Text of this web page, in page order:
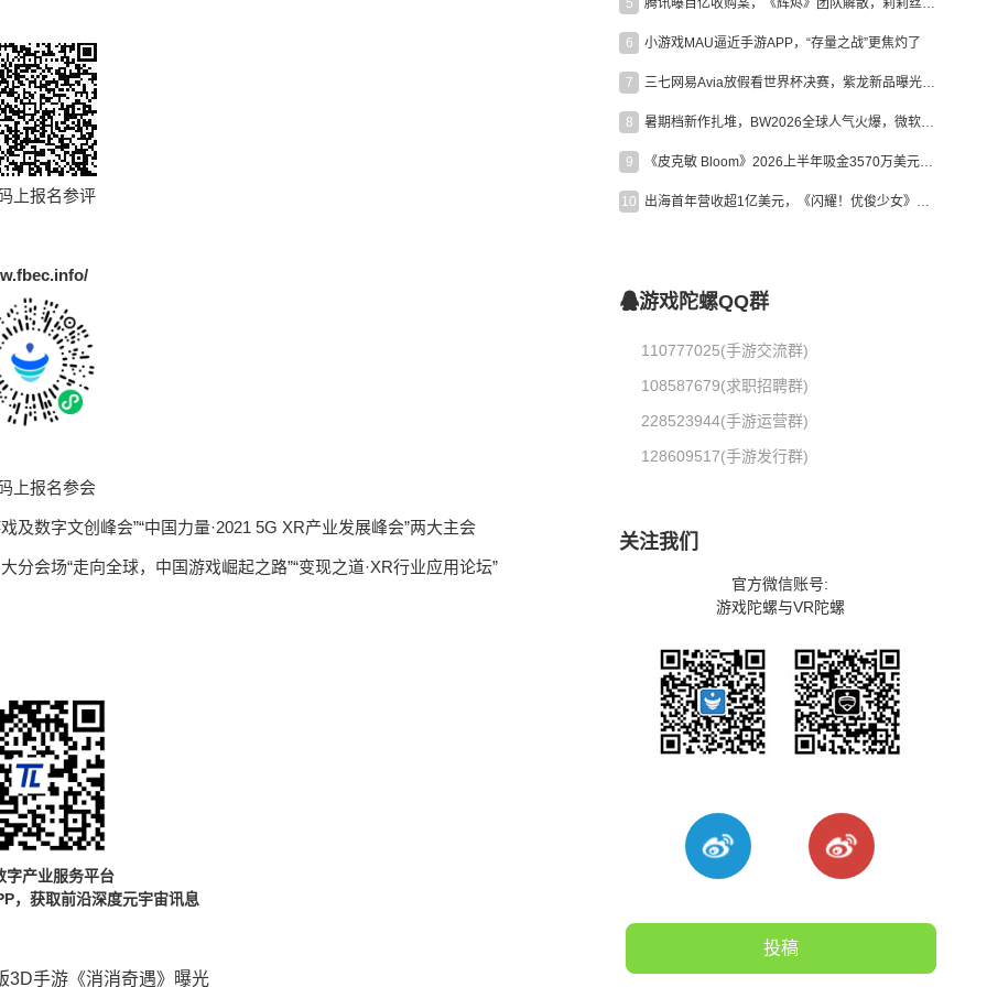
上报名参评
上报名参会
及数字文创峰会”“中国力量·2021 5G XR产业发展峰会”两大主会
分会场“走向全球，中国游戏崛起之路”“变现之道·XR行业应用论坛”
字产业服务平台
，获取前沿深度元宇宙讯息
3D手游《消消奇遇》曝光
5 腾讯曝百亿收购案，《辉烬》团队解散，莉莉丝新作曝光｜陀螺周报
6 小游戏MAU逼近手游APP，“存量之战”更焦灼了
7 三七网易Avia放假看世界杯决赛，紫龙新品曝光，米哈游新作上线 | 陀螺周报
8 暑期档新作扎堆，BW2026全球人气火爆，微软XBOX大裁员|陀螺周报
9 《皮克敏 Bloom》2026上半年吸金3570万美元，中国台湾成最大市场
10 出海首年营收超1亿美元，《闪耀！优俊少女》美国市场占比达七成
游戏陀螺QQ群
110777025(手游交流群)
108587679(求职招聘群)
228523944(手游运营群)
128609517(手游发行群)
关注我们
官方微信账号:
游戏陀螺与VR陀螺
投稿